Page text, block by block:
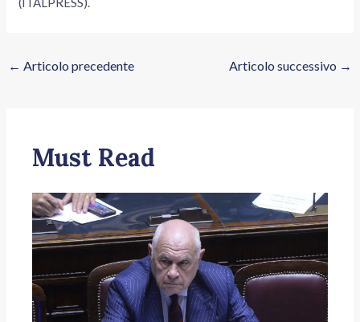
← Articolo precedente Articolo successivo →
Must Read